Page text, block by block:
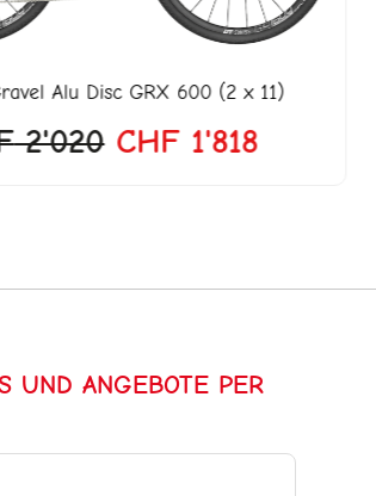
Alu Disc GRX 600 (2 x 11)
2'020 CHF1'818
UND ANGEBOTE PER